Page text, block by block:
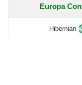
Europa
Hibernian